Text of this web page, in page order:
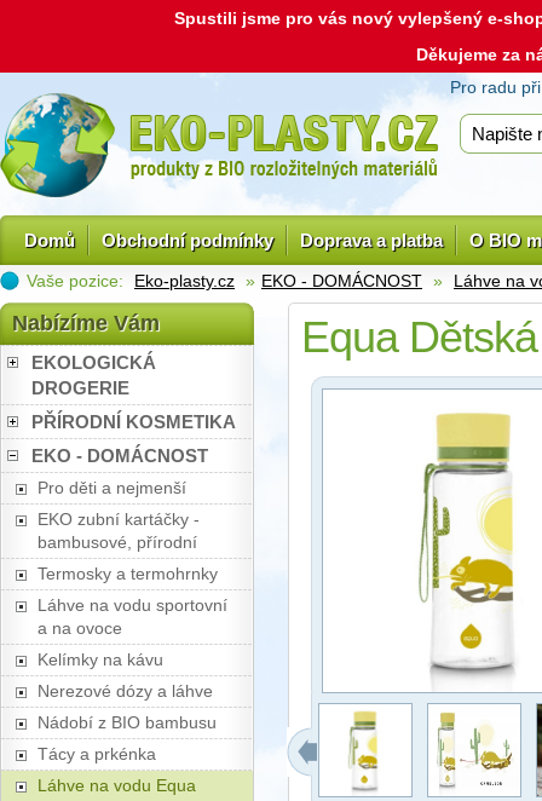
Spustili jsme pro vás nový vylepšený e-
Děkujeme za
Pro radu
Domů Obchodní podmínky Doprava a platba O BIO
Vaše pozice: Eko-plasty.cz » EKO - DOMÁCNOST » Láhve na
Nabízíme Vám
EKOLOGICKÁ
DROGERIE
PŘÍRODNÍ KOSMETIKA
EKO - DOMÁCNOST
Pro děti a nejmenší
EKO zubní kartáčky -
bambusové, přírodní
Termosky a termohrnky
Láhve na vodu sportovní
a na ovoce
Kelímky na kávu
Nerezové dózy a láhve
Nádobí z BIO bambusu
Tácy a prkénka
Láhve na vodu Equa
Equa